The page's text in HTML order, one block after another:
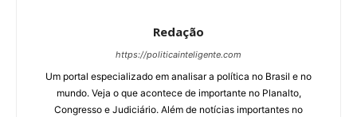
Redação
https://politicainteligente.com
Um portal especializado em analisar a política no Brasil e no
mundo. Veja o que acontece de importante no Planalto,
Congresso e Judiciário. Além de notícias importantes no